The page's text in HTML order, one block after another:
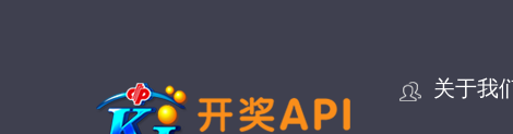
关于我